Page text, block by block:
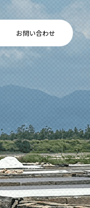
お問い合わせ